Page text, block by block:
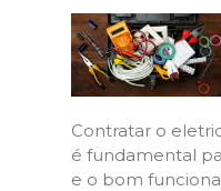
Contratar o
é fundamental
e o bom